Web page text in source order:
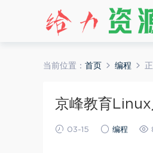
当前位置： 首页 编程
京峰教育
03-15 编程